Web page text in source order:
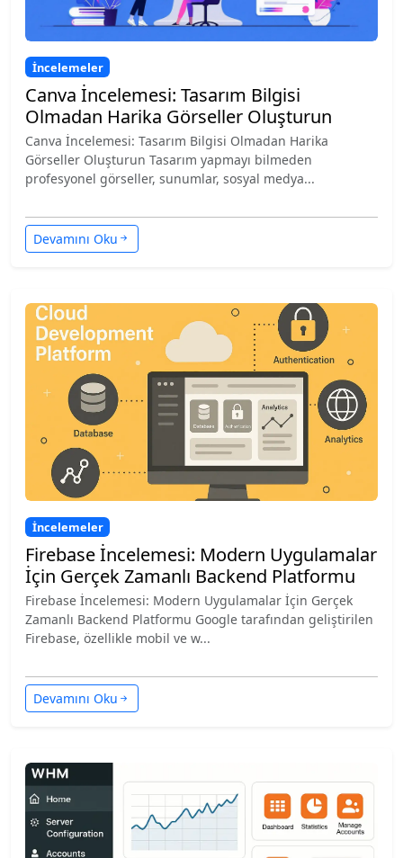
İncelemeler
Canva İncelemesi: Tasarım Bilgisi
Olmadan Harika Görseller Oluşturun
Canva İncelemesi: Tasarım Bilgisi Olmadan Harika
Görseller Oluşturun Tasarım yapmayı bilmeden
profesyonel görseller, sunumlar, sosyal medya...
Devamını Oku
İncelemeler
Firebase İncelemesi: Modern Uygulamalar
İçin Gerçek Zamanlı Backend Platformu
Firebase İncelemesi: Modern Uygulamalar İçin Gerçek
Zamanlı Backend Platformu Google tarafından geliştirilen
Firebase, özellikle mobil ve w...
Devamını Oku